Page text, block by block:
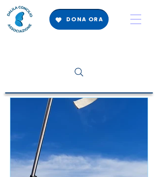
DONA ORA